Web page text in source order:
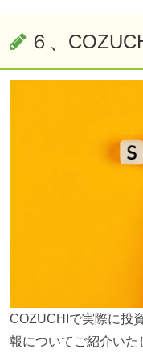
６、
COZUCHIで実際に投
報についてご紹介いた